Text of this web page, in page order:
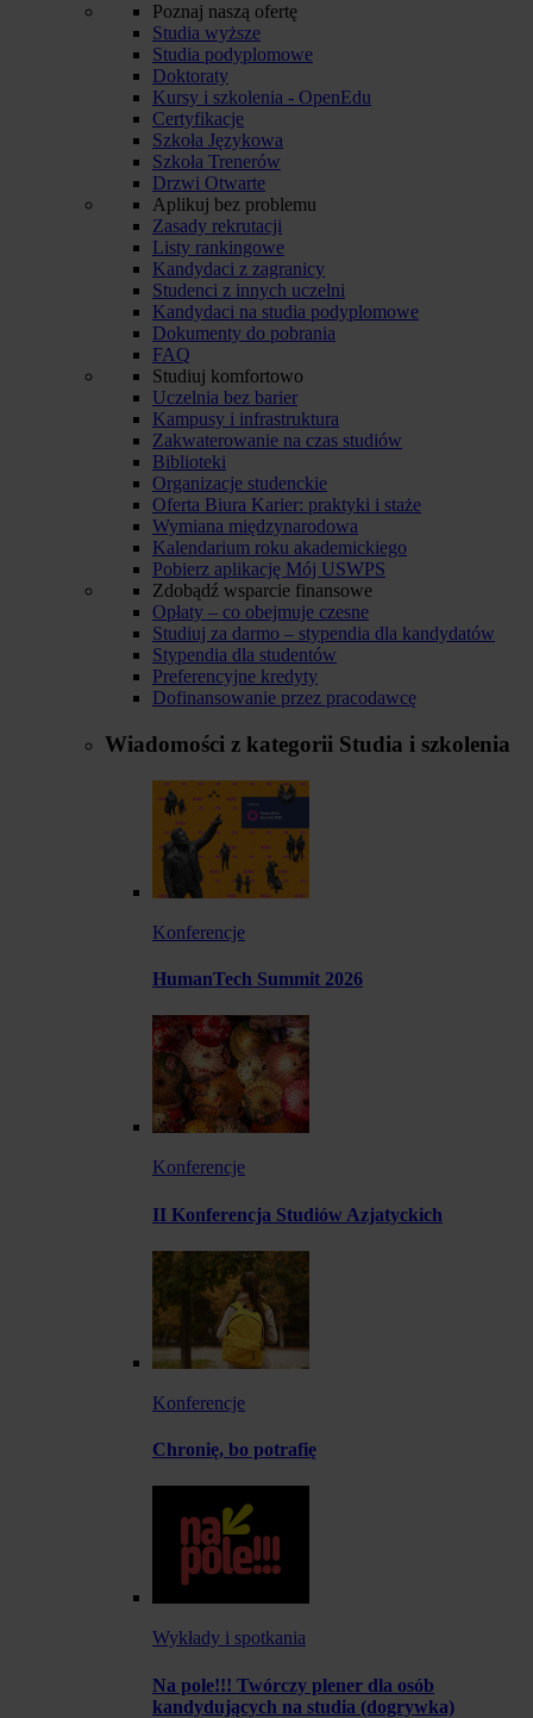
Poznaj naszą ofertę
Studia wyższe
Studia podyplomowe
Doktoraty
Kursy i szkolenia - OpenEdu
Certyfikacje
Szkoła Językowa
Szkoła Trenerów
Drzwi Otwarte
Aplikuj bez problemu
Zasady rekrutacji
Listy rankingowe
Kandydaci z zagranicy
Studenci z innych uczelni
Kandydaci na studia podyplomowe
Dokumenty do pobrania
FAQ
Studiuj komfortowo
Uczelnia bez barier
Kampusy i infrastruktura
Zakwaterowanie na czas studiów
Biblioteki
Organizacje studenckie
Oferta Biura Karier: praktyki i staże
Wymiana międzynarodowa
Kalendarium roku akademickiego
Pobierz aplikację Mój USWPS
Zdobądź wsparcie finansowe
Opłaty – co obejmuje czesne
Studiuj za darmo – stypendia dla kandydatów
Stypendia dla studentów
Preferencyjne kredyty
Dofinansowanie przez pracodawcę
Wiadomości z kategorii Studia i szkolenia
Konferencje
HumanTech Summit 2026
Konferencje
II Konferencja Studiów Azjatyckich
Konferencje
Chronię, bo potrafię
Wykłady i spotkania
Na pole!!! Twórczy plener dla osób
kandydujących na studia (dogrywka)